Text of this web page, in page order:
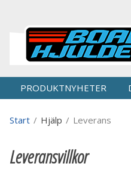
PRODUKTNYHETER
Start / Hjälp / Leverans
Leveransvillkor